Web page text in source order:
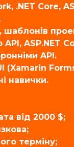
.NET Core,
ASP.NET
API.
(Xamarin
навички.
від 2000 $;
терміну;